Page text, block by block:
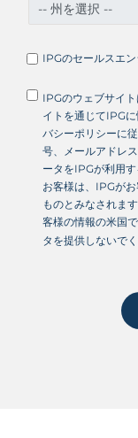
IPGのセールスエ
IPGのウェブサイ
イトを通じてIPG
バシーポリシーに
号、メールアドレ
ータをIPGが利用
お客様は、IPGが
ものとみなされま
客様の情報の米国
タを提供しないでく